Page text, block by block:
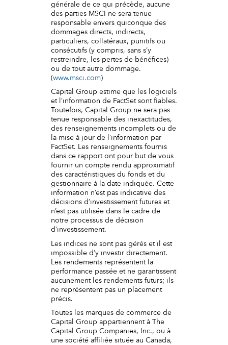
générale de ce qui précède, aucune
des parties MSCI ne sera tenue
responsable envers quiconque des
dommages directs, indirects,
particuliers, collatéraux, punitifs ou
consécutifs (y compris, sans s’y
restreindre, les pertes de bénéfices)
ou de tout autre dommage.
(www.msci.com)
Capital Group estime que les logiciels
et l’information de FactSet sont fiables.
Toutefois, Capital Group ne sera pas
tenue responsable des inexactitudes,
des renseignements incomplets ou de
la mise à jour de l’information par
FactSet. Les renseignements fournis
dans ce rapport ont pour but de vous
fournir un compte rendu approximatif
des caractéristiques du fonds et du
gestionnaire à la date indiquée. Cette
information n’est pas indicative des
décisions d’investissement futures et
n’est pas utilisée dans le cadre de
notre processus de décision
d’investissement.
Les indices ne sont pas gérés et il est
impossible d’y investir directement.
Les rendements représentent la
performance passée et ne garantissent
aucunement les rendements futurs; ils
ne représentent pas un placement
précis.
Toutes les marques de commerce de
Capital Group appartiennent à The
Capital Group Companies, Inc., ou à
une société affiliée située au Canada,